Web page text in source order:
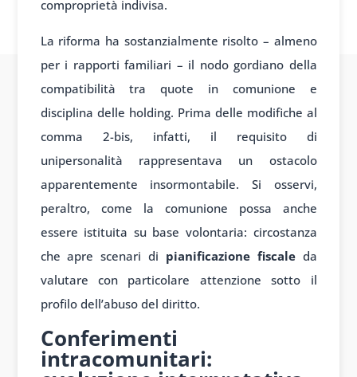
comproprietà indivisa.
La riforma ha sostanzialmente risolto – almeno
per i rapporti familiari – il nodo gordiano della
compatibilità tra quote in comunione e
disciplina delle holding. Prima delle modifiche al
comma 2-bis, infatti, il requisito di
unipersonalità rappresentava un ostacolo
apparentemente insormontabile. Si osservi,
peraltro, come la comunione possa anche
essere istituita su base volontaria: circostanza
che apre scenari di pianificazione fiscaleda
valutare con particolare attenzione sotto il
profilo dell’abuso del diritto.
Conferimenti
intracomunitari: